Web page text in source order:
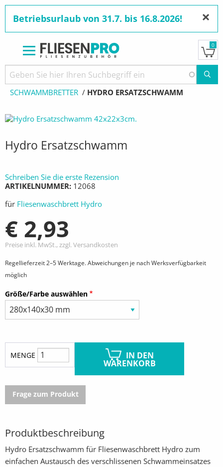
zum
Inhalt
Betriebsurlaub von 31.7. bis 16.8.2026! ×
0
Pfadnavigation
STARTSEITE PRODUKTE
WERKZEUGE
SCHWAMMBRETTER
AKTUELL:
HYDRO ERSATZSCHWAMM
Hydro Ersatzschwamm
Schreiben Sie die erste Rezension
ARTIKELNUMMER 12068
für Fliesenwaschbrett Hydro
€ 2,93
Preise inkl. MwSt., zzgl. Versandkosten
Regellieferzeit 2–5 Werktage. Abweichungen je nach Werksverfügbarkeit
möglich
Größe/Farbe auswählen
MENGE IN DEN
WARENKORB
Frage zum Produkt
Produktbeschreibung
Hydro Ersatzschwamm für Fliesenwaschbrett Hydro zum
einfachen Austausch des verschlissenen Schwammeinsatzes